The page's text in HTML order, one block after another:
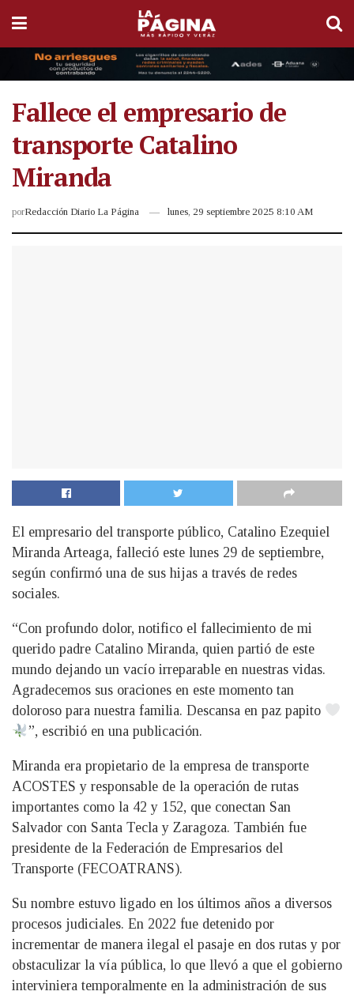
Fallece el empresario de
transporte Catalino
Miranda
porRedacción Diario La Página lunes, 29 septiembre 2025 8:10 AM
El empresario del transporte público, Catalino Ezequiel
Miranda Arteaga, falleció este lunes 29 de septiembre,
según confirmó una de sus hijas a través de redes
sociales.
“Con profundo dolor, notifico el fallecimiento de mi
querido padre Catalino Miranda, quien partió de este
mundo dejando un vacío irreparable en nuestras vidas.
Agradecemos sus oraciones en este momento tan
doloroso para nuestra familia. Descansa en paz papito
”, escribió en una publicación.
Miranda era propietario de la empresa de transporte
ACOSTES y responsable de la operación de rutas
importantes como la 42 y 152, que conectan San
Salvador con Santa Tecla y Zaragoza. También fue
presidente de la Federación de Empresarios del
Transporte (FECOATRANS).
Su nombre estuvo ligado en los últimos años a diversos
procesos judiciales. En 2022 fue detenido por
incrementar de manera ilegal el pasaje en dos rutas y por
obstaculizar la vía pública, lo que llevó a que el gobierno
interviniera temporalmente en la administración de sus